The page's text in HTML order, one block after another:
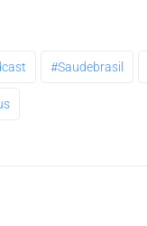
#saudebrasil